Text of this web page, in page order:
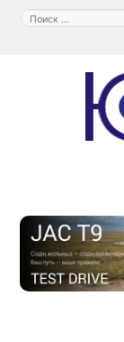
Перейти
содержимому
Поиск: